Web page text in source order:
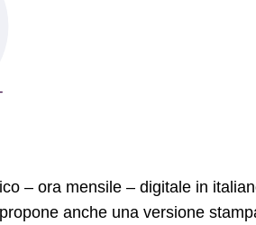
– ora mensile – digitale in
anche una versione